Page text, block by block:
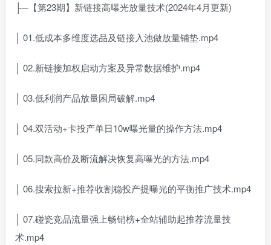
├─【第23期】新链接高曝光放量技术(2024年4月更新)
│ 01.低成本多维度选品及链接入池做放量铺垫.mp4
│ 02.新链接加权启动方案及异常数据维护.mp4
│ 03.低利润产品放量困局破解.mp4
│ 04.双活动+卡投产单日10w曝光量的操作方法.mp4
│ 05.同款高价及断流解决恢复高曝光的方法.mp4
│ 06.搜索拉新+推荐收割稳投产提曝光的平衡推广技术.mp4
│ 07.碰瓷竞品流量强上畅销榜+全站辅助起推荐流量技
术.mp4